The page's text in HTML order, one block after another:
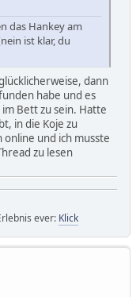
das Hankey am
ist klar, du
dann
habe und es
Bett zu sein. Hatte
in die Koje zu
und ich musste
zu lesen
ever: Klick